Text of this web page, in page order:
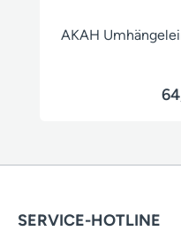
AKAH
SERVICE-HOTLINE